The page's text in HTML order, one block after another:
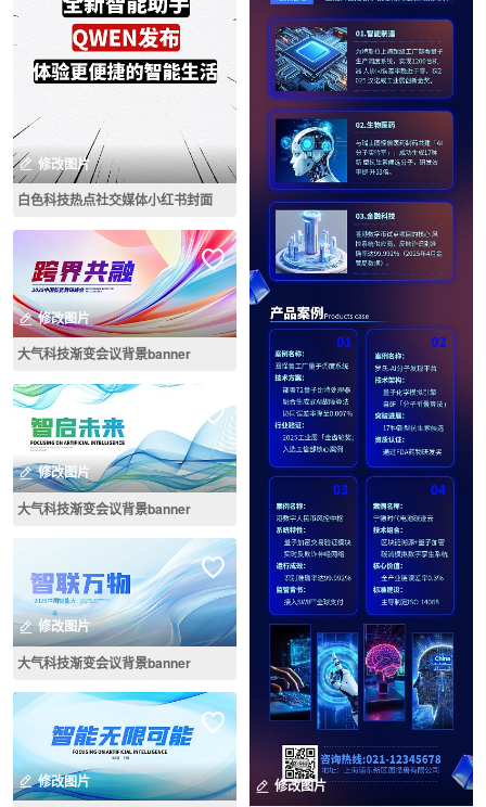
修改图片
白色科技热点社交媒体小红书封面
修改图片
大气科技渐变会议背景banner
修改图片
大气科技渐变会议背景banner
修改图片
大气科技渐变会议背景banner
修改图片
修改图片